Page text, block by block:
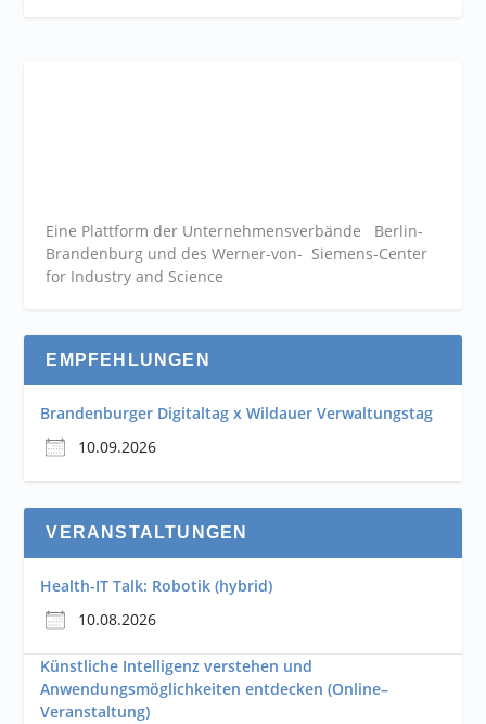
Eine Plattform der Unternehmensverbände Berlin-
Brandenburg und des Werner-von- Siemens-Center
for Industry and Science
EMPFEHLUNGEN
Brandenburger Digitaltag x Wildauer Verwaltungstag
10.09.2026
VERANSTALTUNGEN
Health-IT Talk: Robotik (hybrid)
10.08.2026
Künstliche Intelligenz verstehen und
Anwendungsmöglichkeiten entdecken (Online–
Veranstaltung)